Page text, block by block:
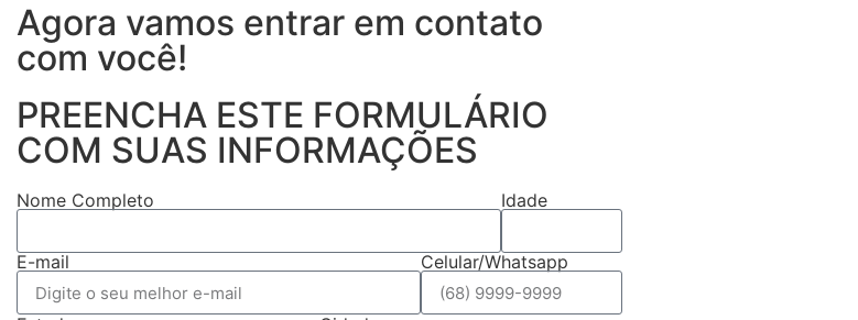
Agora vamos entrar em contato
com você!
PREENCHA ESTE FORMULÁRIO
COM SUAS INFORMAÇÕES
Nome Completo Idade
E-mail Celular/Whatsapp